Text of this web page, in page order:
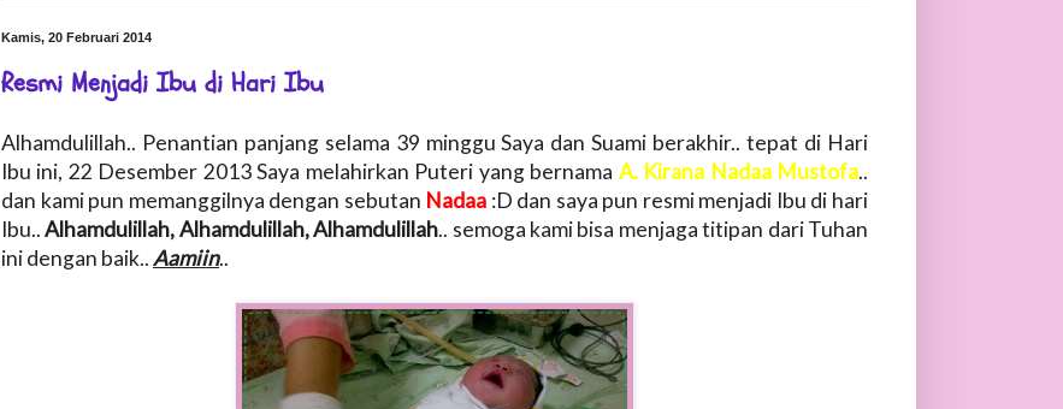
Kamis, 20 Februari 2014
Resmi Menjadi Ibu di Hari Ibu
Alhamdulillah.. Penantian panjang selama 39 minggu Saya dan Suami berakhir.. tepat di Hari
Ibu ini, 22 Desember 2013 Saya melahirkan Puteri yang bernama A. Kirana Nadaa Mustofa..
dan kami pun memanggilnya dengan sebutan Nadaa :D dan saya pun resmi menjadi Ibu di hari
Ibu..Alhamdulillah, Alhamdulillah, Alhamdulillah.. semoga kami bisa menjaga titipan dari Tuhan
ini dengan baik..Aamiin..